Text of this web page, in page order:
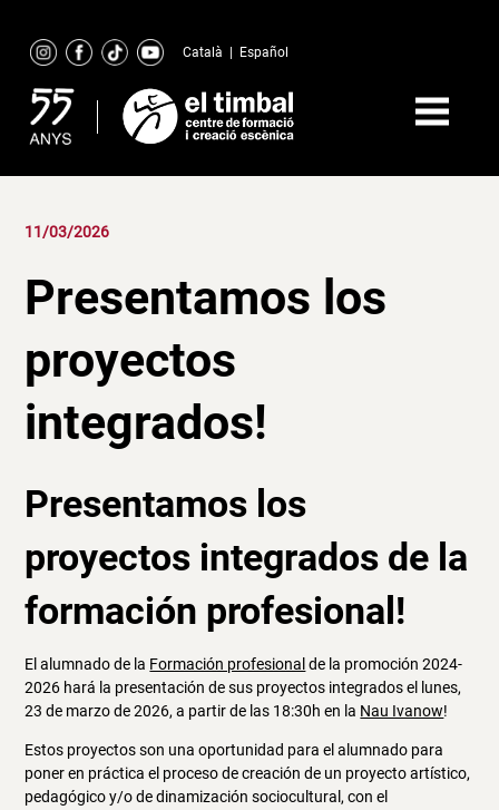
content
Català Español
11/03/2026
Presentamos los
proyectos
integrados!
Presentamos los
proyectos integrados de la
formación profesional!
El alumnado de la Formación profesional de la promoción 2024-
2026 hará la presentación de sus proyectos integrados el lunes,
23 de marzo de 2026, a partir de las 18:30h en la Nau Ivanow!
Estos proyectos son una oportunidad para el alumnado para
poner en práctica el proceso de creación de un proyecto artístico,
pedagógico y/o de dinamización sociocultural, con el